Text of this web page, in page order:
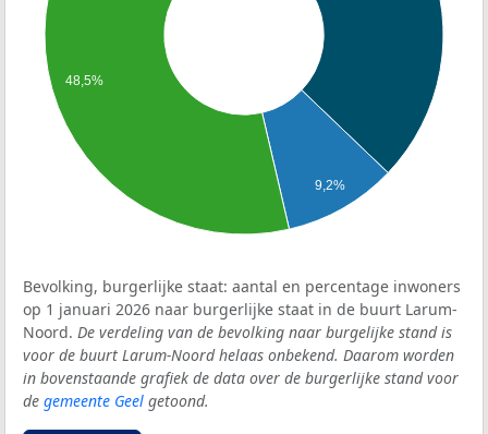
9,2%
48,5%
Bevolking, burgerlijke staat: aantal en percentage inwoners
op 1 januari 2026 naar burgerlijke staat in de buurt Larum-
Noord. De verdeling van de bevolking naar burgelijke stand is
voor de buurt Larum-Noord helaas onbekend. Daarom worden
in bovenstaande grafiek de data over de burgerlijke stand voor
de gemeente Geel getoond.